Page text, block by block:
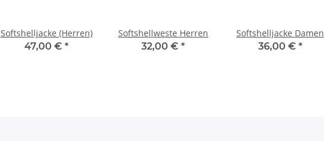
Softshelljacke (Herren)
47,00 € *
Softshellweste Herren
32,00 € *
Softshelljacke Damen
36,00 € *